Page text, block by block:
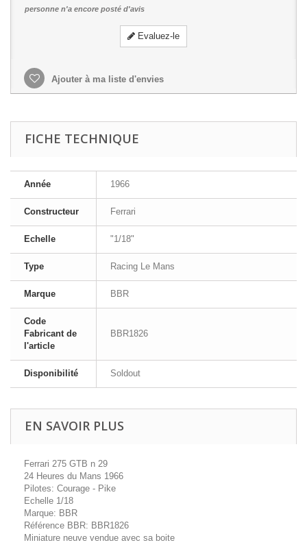
personne n'a encore posté d'avis
Evaluez-le
Ajouter à ma liste d'envies
FICHE TECHNIQUE
Année 1966
Constructeur Ferrari
Echelle "1/18"
Type Racing Le Mans
Marque BBR
Code
Fabricant de
l'article
BBR1826
Disponibilité Soldout
EN SAVOIR PLUS
Ferrari 275 GTB n 29
24 Heures du Mans 1966
Pilotes: Courage - Pike
Echelle 1/18
Marque: BBR
Référence BBR: BBR1826
Miniature neuve vendue avec sa boite